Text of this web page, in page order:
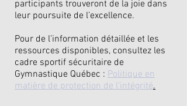
participants trouveront de la joie dans
leur poursuite de l’excellence.
Pour de l’information détaillée et les
ressources disponibles, consultez les
cadre sportif sécuritaire de
Gymnastique Québec : Politique en
matière de protection de l'intégrité.